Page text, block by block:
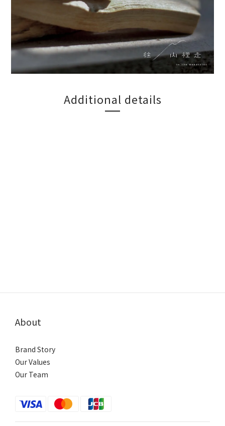
Additional details
About
Brand Story
Our Values
Our Team